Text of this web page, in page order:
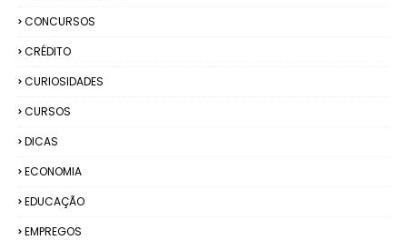
CONCURSOS
CRÉDITO
CURIOSIDADES
CURSOS
DICAS
ECONOMIA
EDUCAÇÃO
EMPREGOS